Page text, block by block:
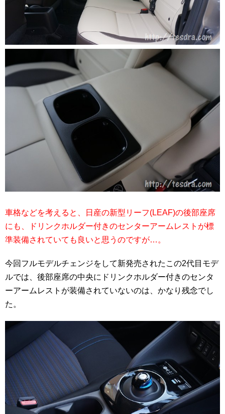
車格などを考えると、日産の新型リーフ(LEAF)の後部座席
にも、ドリンクホルダー付きのセンターアームレストが標
準装備されていても良いと思うのですが…。
今回フルモデルチェンジをして新発売されたこの2代目モデ
ルでは、後部座席の中央にドリンクホルダー付きのセンタ
ーアームレストが装備されていないのは、かなり残念でし
た。